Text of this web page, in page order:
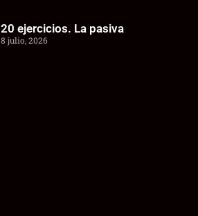
20 ejercicios. La pasiva
8 julio, 2026